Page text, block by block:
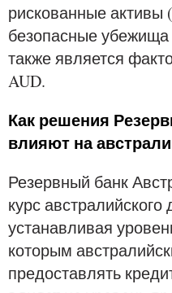
рискованные активы
безопасные убежища
также является
AUD.
Как решения
влияют на
Резервный банк
курс
устанавливая
которым
предоставлять